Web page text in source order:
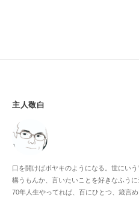
主人敬白
口を開けばボヤキのようになる。世にいう
構うもんか、言いたいことを好きなふうに
70年人生やってれば、百にひとつ、箴言